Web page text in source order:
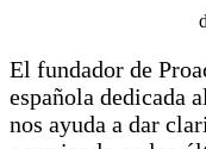
El fundador de
española dedicada
nos ayuda a dar